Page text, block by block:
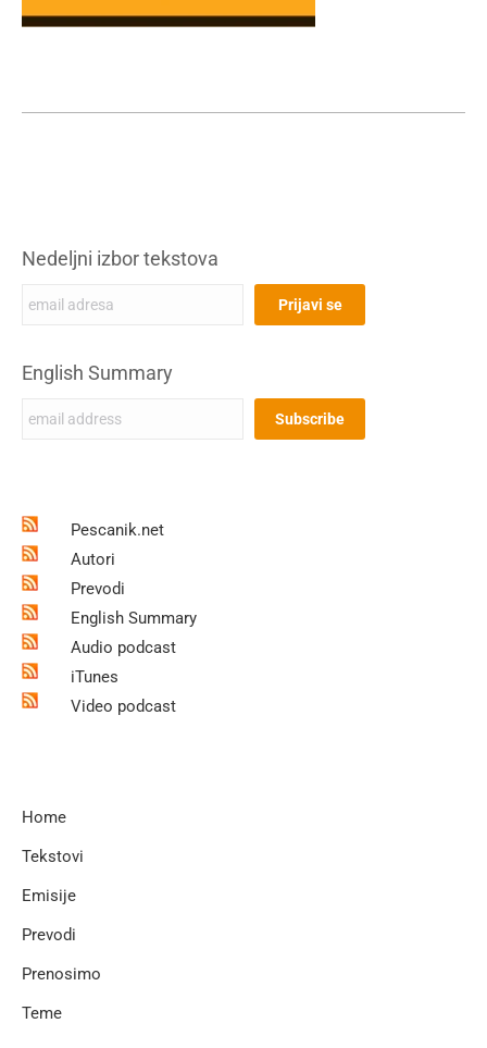
Nedeljni izbor tekstova
English Summary
Pescanik.net
Autori
Prevodi
English Summary
Audio podcast
iTunes
Video podcast
Home
Tekstovi
Emisije
Prevodi
Prenosimo
Teme